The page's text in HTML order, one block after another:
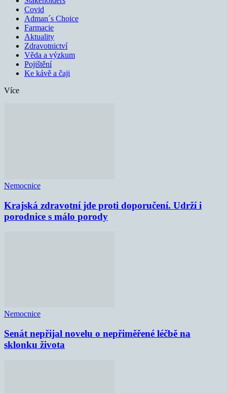
Covid
Adman´s Choice
Farmacie
Aktuality
Zdravotnictví
Věda a výzkum
Pojištění
Ke kávě a čaji
Více
Nemocnice
Krajská zdravotní jde proti doporučení. Udrží i
porodnice s málo porody
Nemocnice
Senát nepřijal novelu o nepřiměřené léčbě na
sklonku života